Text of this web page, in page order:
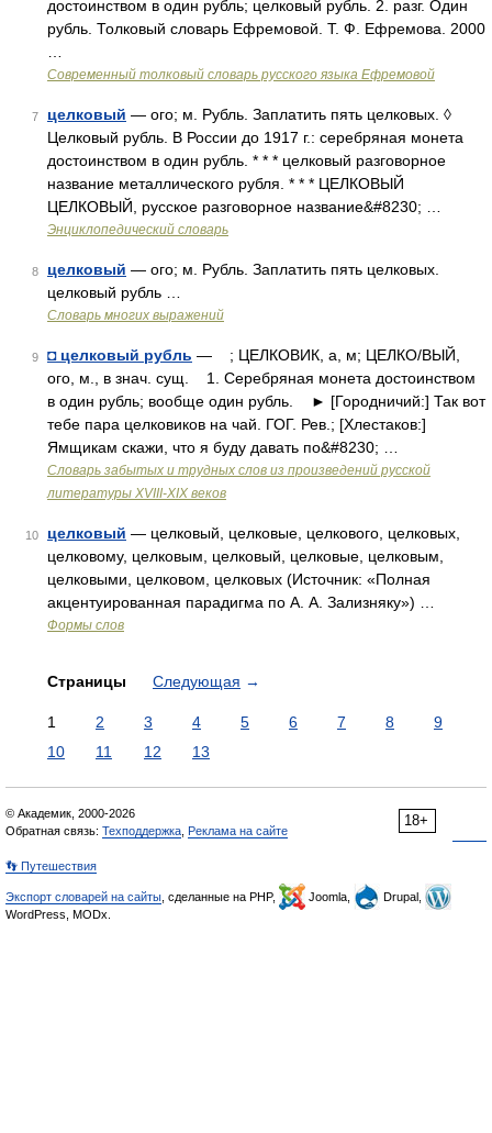
достоинством в один рубль; целковый рубль. 2. разг. Один
рубль. Толковый словарь Ефремовой. Т. Ф. Ефремова. 2000
Современный толковый словарь русского языка Ефремовой
7 целковый — ого; м. Рубль. Заплатить пять целковых. ◊
Целковый рубль. В России до 1917 г.: серебряная монета
достоинством в один рубль. * * * целковый разговорное
название металлического рубля. * * * ЦЕЛКОВЫЙ
ЦЕЛКОВЫЙ, русское разговорное название&#8230; …
Энциклопедический словарь
8 целковый — ого; м. Рубль. Заплатить пять целковых.
целковый рубль …
Словарь многих выражений
9 ◘ целковый рубль — ; ЦЕЛКОВИК, а, м; ЦЕЛКО/ВЫЙ,
ого, м., в знач. сущ. 1. Серебряная монета достоинством
в один рубль; вообще один рубль. ► [Городничий:] Так вот
тебе пара целковиков на чай. ГОГ. Рев.; [Хлестаков:]
Ямщикам скажи, что я буду давать по&#8230; …
Словарь забытых и трудных слов из произведений русской
литературы ХVIII-ХIХ веков
10 целковый — целковый, целковые, целкового, целковых,
целковому, целковым, целковый, целковые, целковым,
целковыми, целковом, целковых (Источник: «Полная
акцентуированная парадигма по А. А. Зализняку») …
Формы слов
Страницы Следующая →
1 2 3 4 5 6 7 8
9
10
11 12 13
18+
© Академик, 2000-2026
Обратная связь: Техподдержка Реклама на сайте
👣 Путешествия
Экспорт словарей на сайты , сделанные на PHP, Joomla,
Drupal,
WordPress, MODx.